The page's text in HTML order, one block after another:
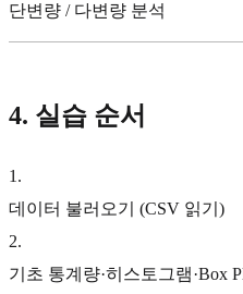
단변량 / 다변량 분석
4. 실습 순서
1 .
데이터 불러오기 (CSV 읽기)
2.
기초 통계량·히스토그램·Box